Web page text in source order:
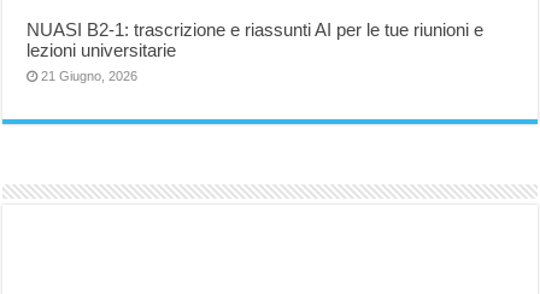
NUASI B2-1: trascrizione e riassunti AI per le tue riunioni e
lezioni universitarie
21 Giugno, 2026